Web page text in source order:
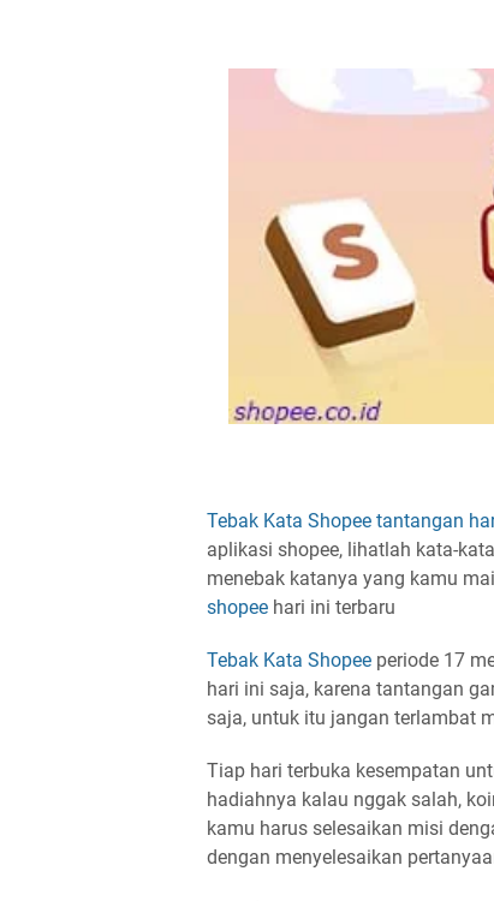
Tebak Kata Shopee tantangan
aplikasi shopee, lihatlah kata-
menebak katanya yang kamu
shopee hari ini terbaru
Tebak Kata Shopee periode 17
hari ini saja, karena tantangan
saja, untuk itu jangan terlambat
Tiap hari terbuka kesempatan
hadiahnya kalau nggak salah,
kamu harus selesaikan misi
dengan menyelesaikan